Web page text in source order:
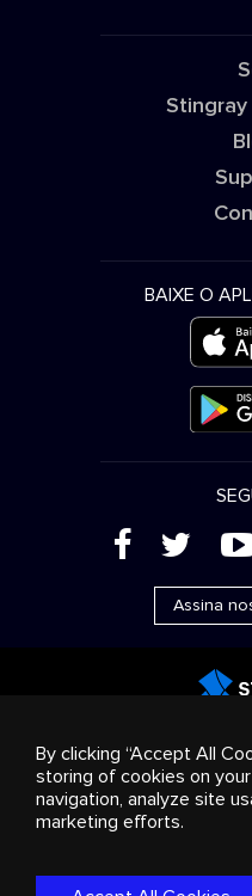
Stingray
BAIXE O
( '
Assina
consumo
Soluções
© 2018-2025 Stingray
reservados. STINGRAY®,
logotipos relacionados
Group no Canadá,
By clicking “Accept All
storing of cookies on
navigation, analyze site
marketing efforts.